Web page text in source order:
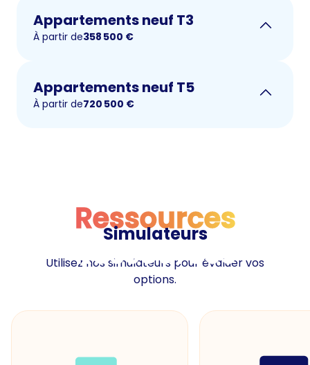
Appartements neuf T3
À partir de358 500 €
Appartements neuf T5
À partir de720 500 €
Ressources
Ressources
Simulateurs
Utilisez nos simulateurs pour évaluer vos
options.